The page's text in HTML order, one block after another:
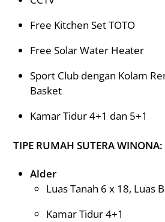
Free Kitchen Set TOTO
Free Solar Water Heater
Sport Club dengan Kolam
Basket
Kamar Tidur 4+1 dan 5+1
TIPE RUMAH SUTERA WINONA:
Alder
Luas Tanah 6 x 18, Luas
Kamar Tidur 4+1